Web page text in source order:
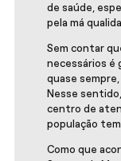
de saúde,
pela má
Sem contar
necessários é
quase
Nesse
centro de
população
Como que